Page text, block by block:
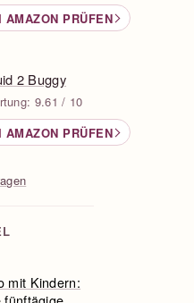
AMAZON PRÜFEN
2 Buggy
9.61 / 10
AMAZON PRÜFEN
mit Kindern: